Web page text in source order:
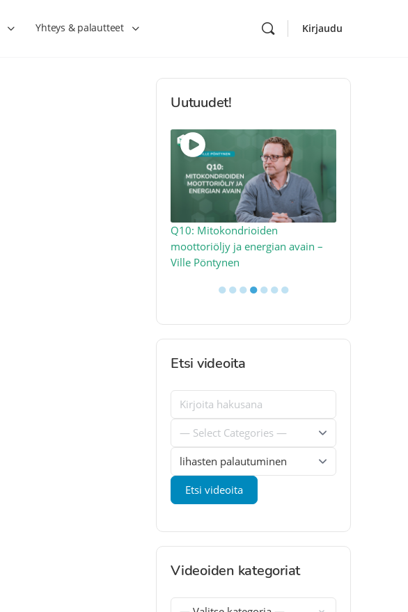
Yhteys & palautteet Kirjaudu
Uutuudet!
Q10: Mitokondrioiden
moottoriöljy ja energian avain –
Ville Pöntynen
●●●●●●●
Etsi videoita
Videoiden kategoriat